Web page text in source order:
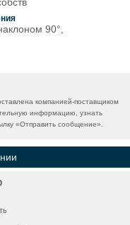
90°,
компанией-поставщиком
информацию, узнать
«Отправить сообщение».